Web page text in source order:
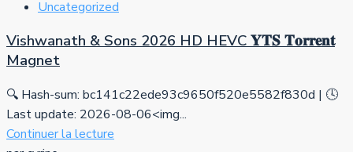
Uncategorized
Vishwanath & Sons 2026 HD HEVC 𝐘𝐓𝐒 𝐓𝐨𝐫𝐫𝐞𝐧𝐭
Magnet
🔍 Hash-sum: bc141c22ede93c9650f520e5582f830d | 🕓
Last update: 2026-08-06<img...
Continuer la lecture